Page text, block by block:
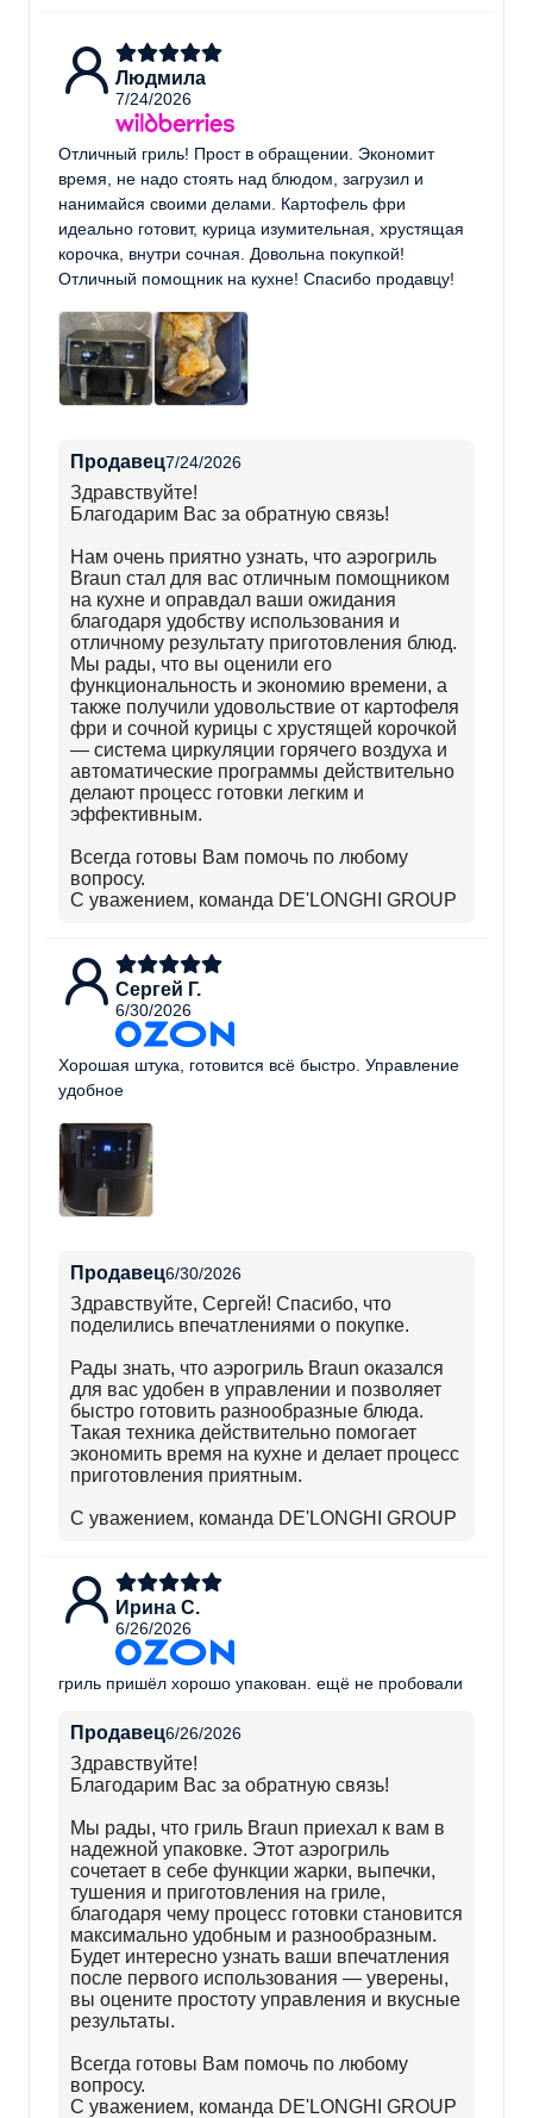
Людмила
7/24/2026
Отличный гриль! Прост в обращении. Экономит
время, не надо стоять над блюдом, загрузил и
нанимайся своими делами. Картофель фри
идеально готовит, курица изумительная, хрустящая
корочка, внутри сочная. Довольна покупкой!
Отличный помощник на кухне! Спасибо продавцу!
Продавец7/24/2026
Здравствуйте!
Благодарим Вас за обратную связь!
Нам очень приятно узнать, что аэрогриль
Braun стал для вас отличным помощником
на кухне и оправдал ваши ожидания
благодаря удобству использования и
отличному результату приготовления блюд.
Мы рады, что вы оценили его
функциональность и экономию времени, а
также получили удовольствие от картофеля
фри и сочной курицы с хрустящей корочкой
— система циркуляции горячего воздуха и
автоматические программы действительно
делают процесс готовки легким и
эффективным.
Всегда готовы Вам помочь по любому
вопросу.
С уважением, команда DE'LONGHI GROUP
Сергей Г.
6/30/2026
Хорошая штука, готовится всё быстро. Управление
удобное
Продавец6/30/2026
Здравствуйте, Сергей! Спасибо, что
поделились впечатлениями о покупке.
Рады знать, что аэрогриль Braun оказался
для вас удобен в управлении и позволяет
быстро готовить разнообразные блюда.
Такая техника действительно помогает
экономить время на кухне и делает процесс
приготовления приятным.
С уважением, команда DE'LONGHI GROUP
Ирина С.
6/26/2026
гриль пришёл хорошо упакован. ещё не пробовали
Продавец6/26/2026
Здравствуйте!
Благодарим Вас за обратную связь!
Мы рады, что гриль Braun приехал к вам в
надежной упаковке. Этот аэрогриль
сочетает в себе функции жарки, выпечки,
тушения и приготовления на гриле,
благодаря чему процесс готовки становится
максимально удобным и разнообразным.
Будет интересно узнать ваши впечатления
после первого использования — уверены,
вы оцените простоту управления и вкусные
результаты.
Всегда готовы Вам помочь по любому
вопросу.
С уважением, команда DE'LONGHI GROUP